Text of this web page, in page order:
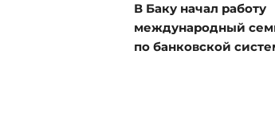
В Баку начал работу
международный
по банковской